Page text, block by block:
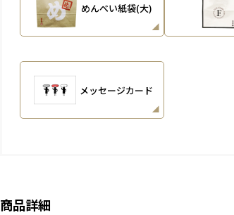
めんべい紙袋(大)
メッセージカード
商品詳細